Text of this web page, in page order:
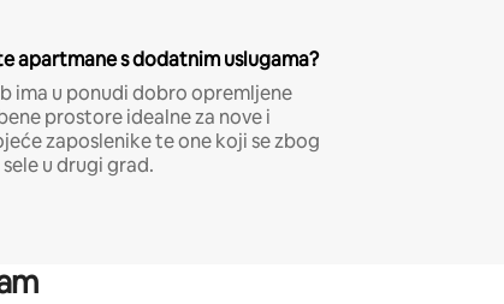
apartmane s dodatnim uslugama?
ima u ponudi dobro opremljene
prostore idealne za nove i
zaposlenike te one koji se zbog
u drugi grad.